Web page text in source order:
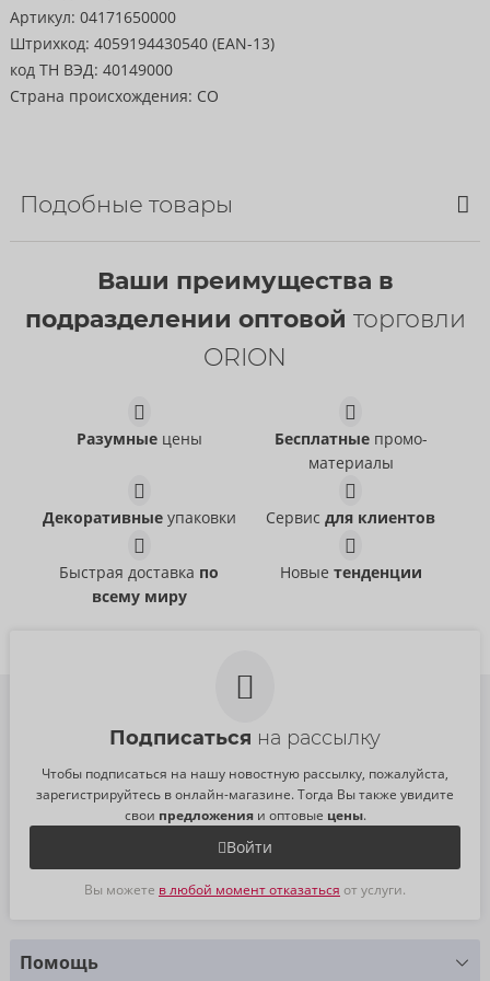
Артикул: 04171650000
Штрихкод: 4059194430540 (EAN-13)
код ТН ВЭД: 40149000
Страна происхождения: CO
Подобные товары
GLYDE
04171300000
Размер:4 pack
Dams Vanilla
GLYDE
04171490000
14,95 €
Размер:4 pack
Ваши преимущества в
подразделении оптовой торговли
ORION
Разумныецены Бесплатныепромо-
материалы
Декоративныеупаковки Сервисдля клиентов
Быстрая доставка по
всему миру
Новые тенденции
Подписаться на рассылку
Чтобы подписаться на нашу новостную рассылку, пожалуйста,
зарегистрируйтесь в онлайн-магазине. Тогда Вы также увидите
свои предложенияи оптовые цены.
Войти
Вы можете в любой момент отказаться от услуги.
Помощь